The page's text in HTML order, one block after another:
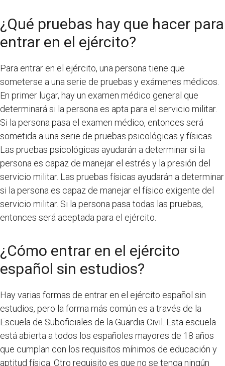
¿Qué pruebas hay que hacer para
entrar en el ejército?
Para entrar en el ejército, una persona tiene que
someterse a una serie de pruebas y exámenes médicos.
En primer lugar, hay un examen médico general que
determinará si la persona es apta para el servicio militar.
Si la persona pasa el examen médico, entonces será
sometida a una serie de pruebas psicológicas y físicas.
Las pruebas psicológicas ayudarán a determinar si la
persona es capaz de manejar el estrés y la presión del
servicio militar. Las pruebas físicas ayudarán a determinar
si la persona es capaz de manejar el físico exigente del
servicio militar. Si la persona pasa todas las pruebas,
entonces será aceptada para el ejército.
¿Cómo entrar en el ejército
español sin estudios?
Hay varias formas de entrar en el ejército español sin
estudios, pero la forma más común es a través de la
Escuela de Suboficiales de la Guardia Civil. Esta escuela
está abierta a todos los españoles mayores de 18 años
que cumplan con los requisitos mínimos de educación y
aptitud física. Otro requisito es que no se tenga ningún